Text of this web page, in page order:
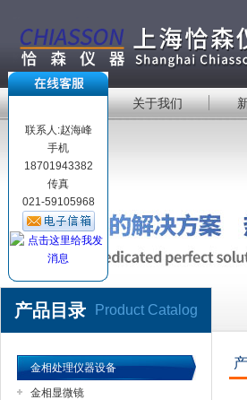
关于我们
产品目录 Product Catalog
金相处理仪器设备
金相显微镜
联系人:赵海峰
手机
18701943382
传真
021-59105968